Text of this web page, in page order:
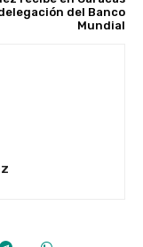
del Banco
Mundial